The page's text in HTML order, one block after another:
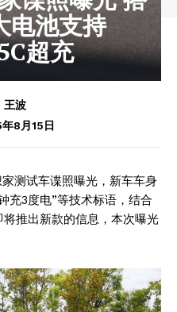
电池支持
超充
王波
8月15日
测试车谍照曝光，新车车身
充3度电”等技术标语，结合
推出新款的信息，本次曝光